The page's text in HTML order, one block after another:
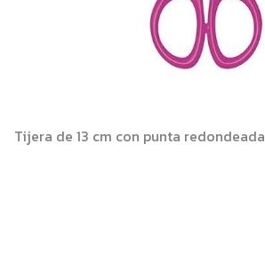
Tijera de 13 cm con punta redondeada